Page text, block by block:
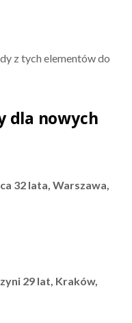
z tych elementów do
dla nowych
32 lata, Warszawa,
29 lat, Kraków,